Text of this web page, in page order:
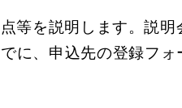
等を説明します。説
に、申込先の登録フ